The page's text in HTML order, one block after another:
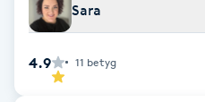
Frekvensterapi
Friskvård
Sara
4.9 11 betyg